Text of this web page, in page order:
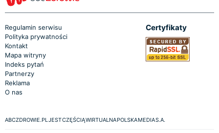
Regulamin serwisu
Polityka prywatności
Kontakt
Mapa witryny
Indeks pytań
Partnerzy
Reklama
O nas
Certyfikaty
ABCZDROWIE.PL JEST CZĘŚCIĄ WIRTUALNA POLSKA MEDIA S.A.